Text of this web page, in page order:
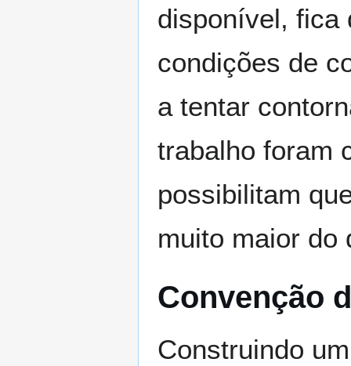
disponível, fica
condições de
a tentar
trabalho foram
possibilitam
muito maior do
Convenção
Construindo